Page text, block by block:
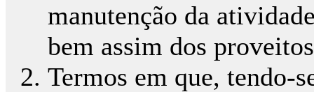
manutenção da
bem assim dos
Termos em que, tendo-